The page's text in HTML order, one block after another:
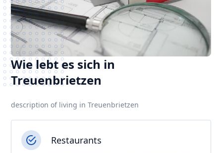
Wie lebt es sich in
Treuenbrietzen
description of living in Treuenbrietzen
Restaurants